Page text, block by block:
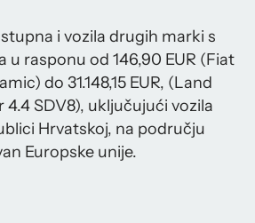
i vozila drugih marki s
u rasponu od 146,90 EUR (Fiat
do 31.148,15 EUR, (Land
4.4 SDV8), uključujući vozila
Hrvatskoj, na području
Europske unije.